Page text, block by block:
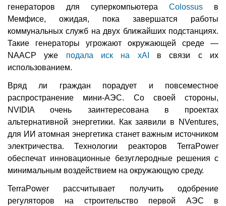
генераторов для суперкомпьютера Colossus в
Мемфисе, ожидая, пока завершатся работы
коммунальных служб на двух ближайших подстанциях.
Такие генераторы угрожают окружающей среде —
NAACP уже подала иск на xAI
в связи с их
использованием.
Вряд ли граждан порадует и повсеместное
распространение мини-АЭС. Со своей стороны,
NVIDIA очень заинтересована в проектах
альтернативной энергетики. Как заявили в NVentures,
для ИИ атомная энергетика станет важным источником
электричества. Технологии реакторов TerraPower
обеспечат инновационные безуглеродные решения с
минимальным воздействием на окружающую среду.
TerraPower рассчитывает получить одобрение
регуляторов на строительство первой АЭС в